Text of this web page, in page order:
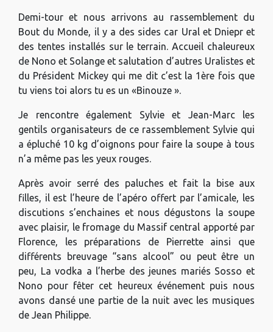
Demi-tour et nous arrivons au rassemblement du
Bout du Monde, il y a des sides car Ural et Dniepr et
des tentes installés sur le terrain. Accueil chaleureux
de Nono et Solange et salutation d’autres Uralistes et
du Président Mickey qui me dit c’est la 1ère fois que
tu viens toi alors tu es un «Binouze ».
Je rencontre également Sylvie et Jean-Marc les
gentils organisateurs de ce rassemblement Sylvie qui
a épluché 10 kg d’oignons pour faire la soupe à tous
n’a même pas les yeux rouges.
Après avoir serré des paluches et fait la bise aux
filles, il est l’heure de l’apéro offert par l’amicale, les
discutions s’enchaines et nous dégustons la soupe
avec plaisir, le fromage du Massif central apporté par
Florence, les préparations de Pierrette ainsi que
différents breuvage “sans alcool” ou peut être un
peu, La vodka a l’herbe des jeunes mariés Sosso et
Nono pour fêter cet heureux événement puis nous
avons dansé une partie de la nuit avec les musiques
de Jean Philippe.